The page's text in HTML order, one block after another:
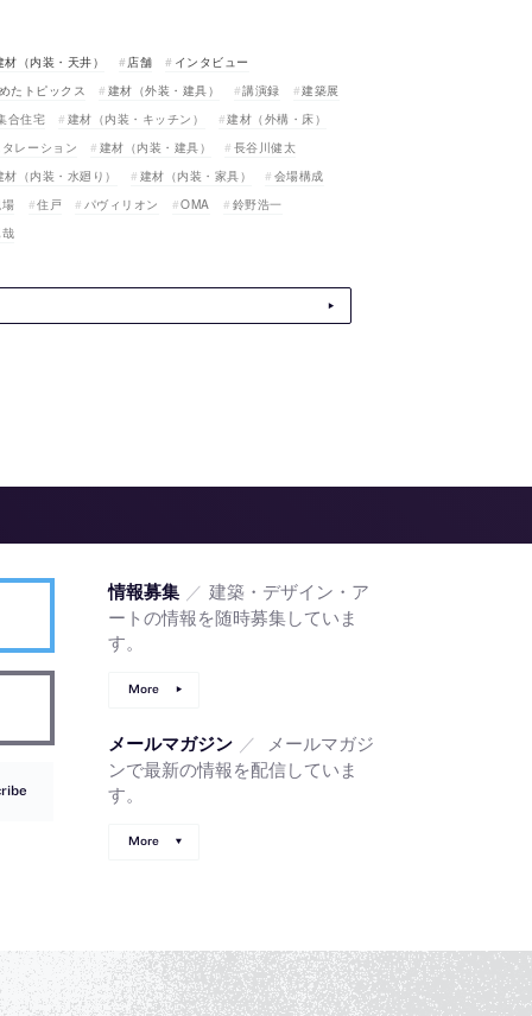
材（内装・天井） 店舗
インタビュー
たトピックス 建材（外装・建具） 講演録
建築展
合住宅 建材（内装・キッチン）
建材（外構・床）
レーション 建材（内装・建具）
長谷川健太
材（内装・水廻り） 建材（内装・家具）
会場構成
住戸 パヴィリオン OMA
鈴野浩一
情報募集 ／ 建築・デザイン・ア
ートの情報を随時募集していま
す。
More
メールマガジン ／
メールマガジ
ンで最新の情報を配信していま
す。
More